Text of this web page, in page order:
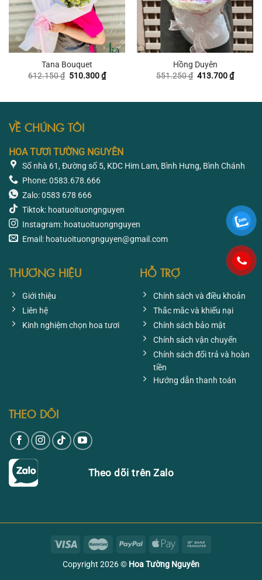
Tana Bouquet
612.150₫ Giá
510.300₫Giá
hiện
Hồng Duyên
551.250₫ Giá
413.700₫Giá
hiện
VỀ CHÚNG TÔI
HOA TƯƠI TƯỜNG NGUYÊN
Số nhà 61, Đường số 5, KDC Him Lam, Bình Hưng, Bình Chánh
Phone: 0583.678.666
Zalo: 0583 678 666
Tiktok: hoatuoituongnguyen
Instagram: hoatuoituongnguyen
Email: hoatuoituongnguyen@gmail.com
THƯƠNG HIỆU
Giới thiệu
Liên hệ
Kinh nghiệm chọn hoa tươi
HỖ TRỢ
Chính sách và điều khoản
Thắc mắc và khiếu nại
Chính sách bảo mật
Chính sách vận chuyển
Chính sách đổi trả và hoàn
tiền
Hướng dẫn thanh toán
THEO DÕI
Theo dõi trên Zalo
Copyright 2026 © Hoa Tường Nguyên